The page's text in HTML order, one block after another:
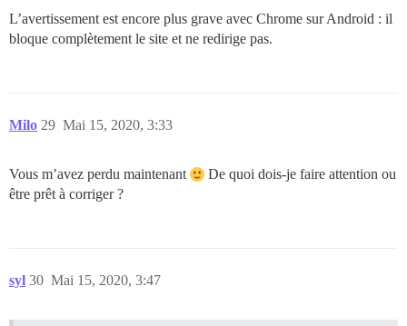
L’avertissement est encore plus grave avec Chrome sur Android : il
bloque complètement le site et ne redirige pas.
Milo Mai 15, 2020, 3:33
29
Vous m’avez perdu maintenant
De quoi dois-je faire attention ou
être prêt à corriger ?
syl Mai 15, 2020, 3:47
30